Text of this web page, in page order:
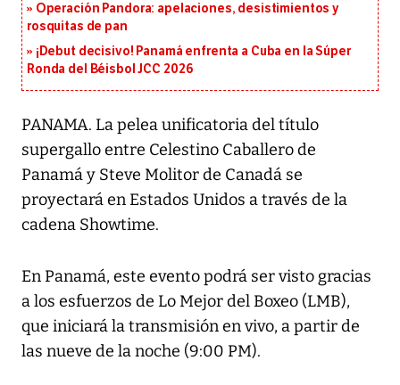
Operación Pandora: apelaciones, desistimientos y
rosquitas de pan
¡Debut decisivo! Panamá enfrenta a Cuba en la Súper
Ronda del Béisbol JCC 2026
PANAMA. La pelea unificatoria del título
supergallo entre Celestino Caballero de
Panamá y Steve Molitor de Canadá se
proyectará en Estados Unidos a través de la
cadena Showtime.
En Panamá, este evento podrá ser visto gracias
a los esfuerzos de Lo Mejor del Boxeo (LMB),
que iniciará la transmisión en vivo, a partir de
las nueve de la noche (9:00 PM).